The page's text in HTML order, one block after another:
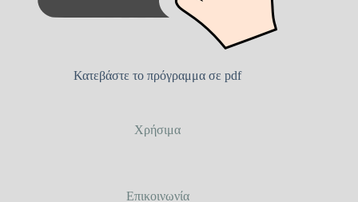
Κατεβάστε το πρόγραμμα σε pdf
Χρήσιμα
Επικοινωνία